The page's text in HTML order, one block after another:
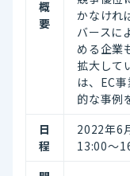
概
要
かなけれ
バースに
める企業
拡大して
は、EC
的な事例
日
程
2022年6
13:00～